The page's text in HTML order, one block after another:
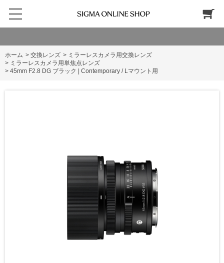
ホーム > 交換レンズ > ミラーレスカメラ用交換レンズ
> ミラーレスカメラ用単焦点レンズ
> 45mm F2.8 DG ブラック | Contemporary / Lマウント用